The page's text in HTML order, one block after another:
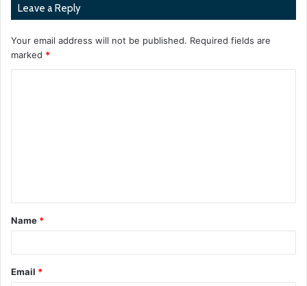
Leave a Reply
Your email address will not be published. Required fields are
marked *
t
*
Name *
Email *